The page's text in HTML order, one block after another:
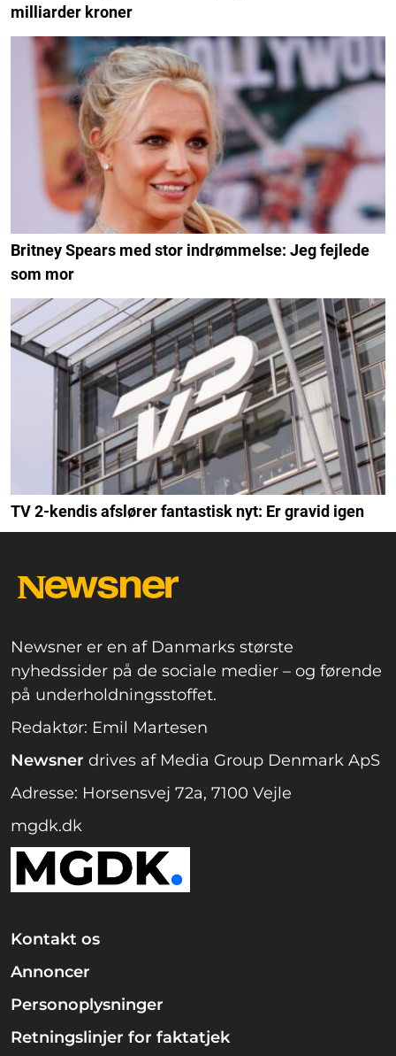
milliarder kroner
Britney Spears med stor indrømmelse: Jeg fejlede
som mor
TV 2-kendis afslører fantastisk nyt: Er gravid igen
Newsner er en af Danmarks største
nyhedssider på de sociale medier – og førende
på underholdningsstoffet.
Redaktør: Emil Martesen
Newsner drives af Media Group Denmark ApS
Adresse: Horsensvej 72a, 7100 Vejle
mgdk.dk
Kontakt os
Annoncer
Personoplysninger
Retningslinjer for faktatjek